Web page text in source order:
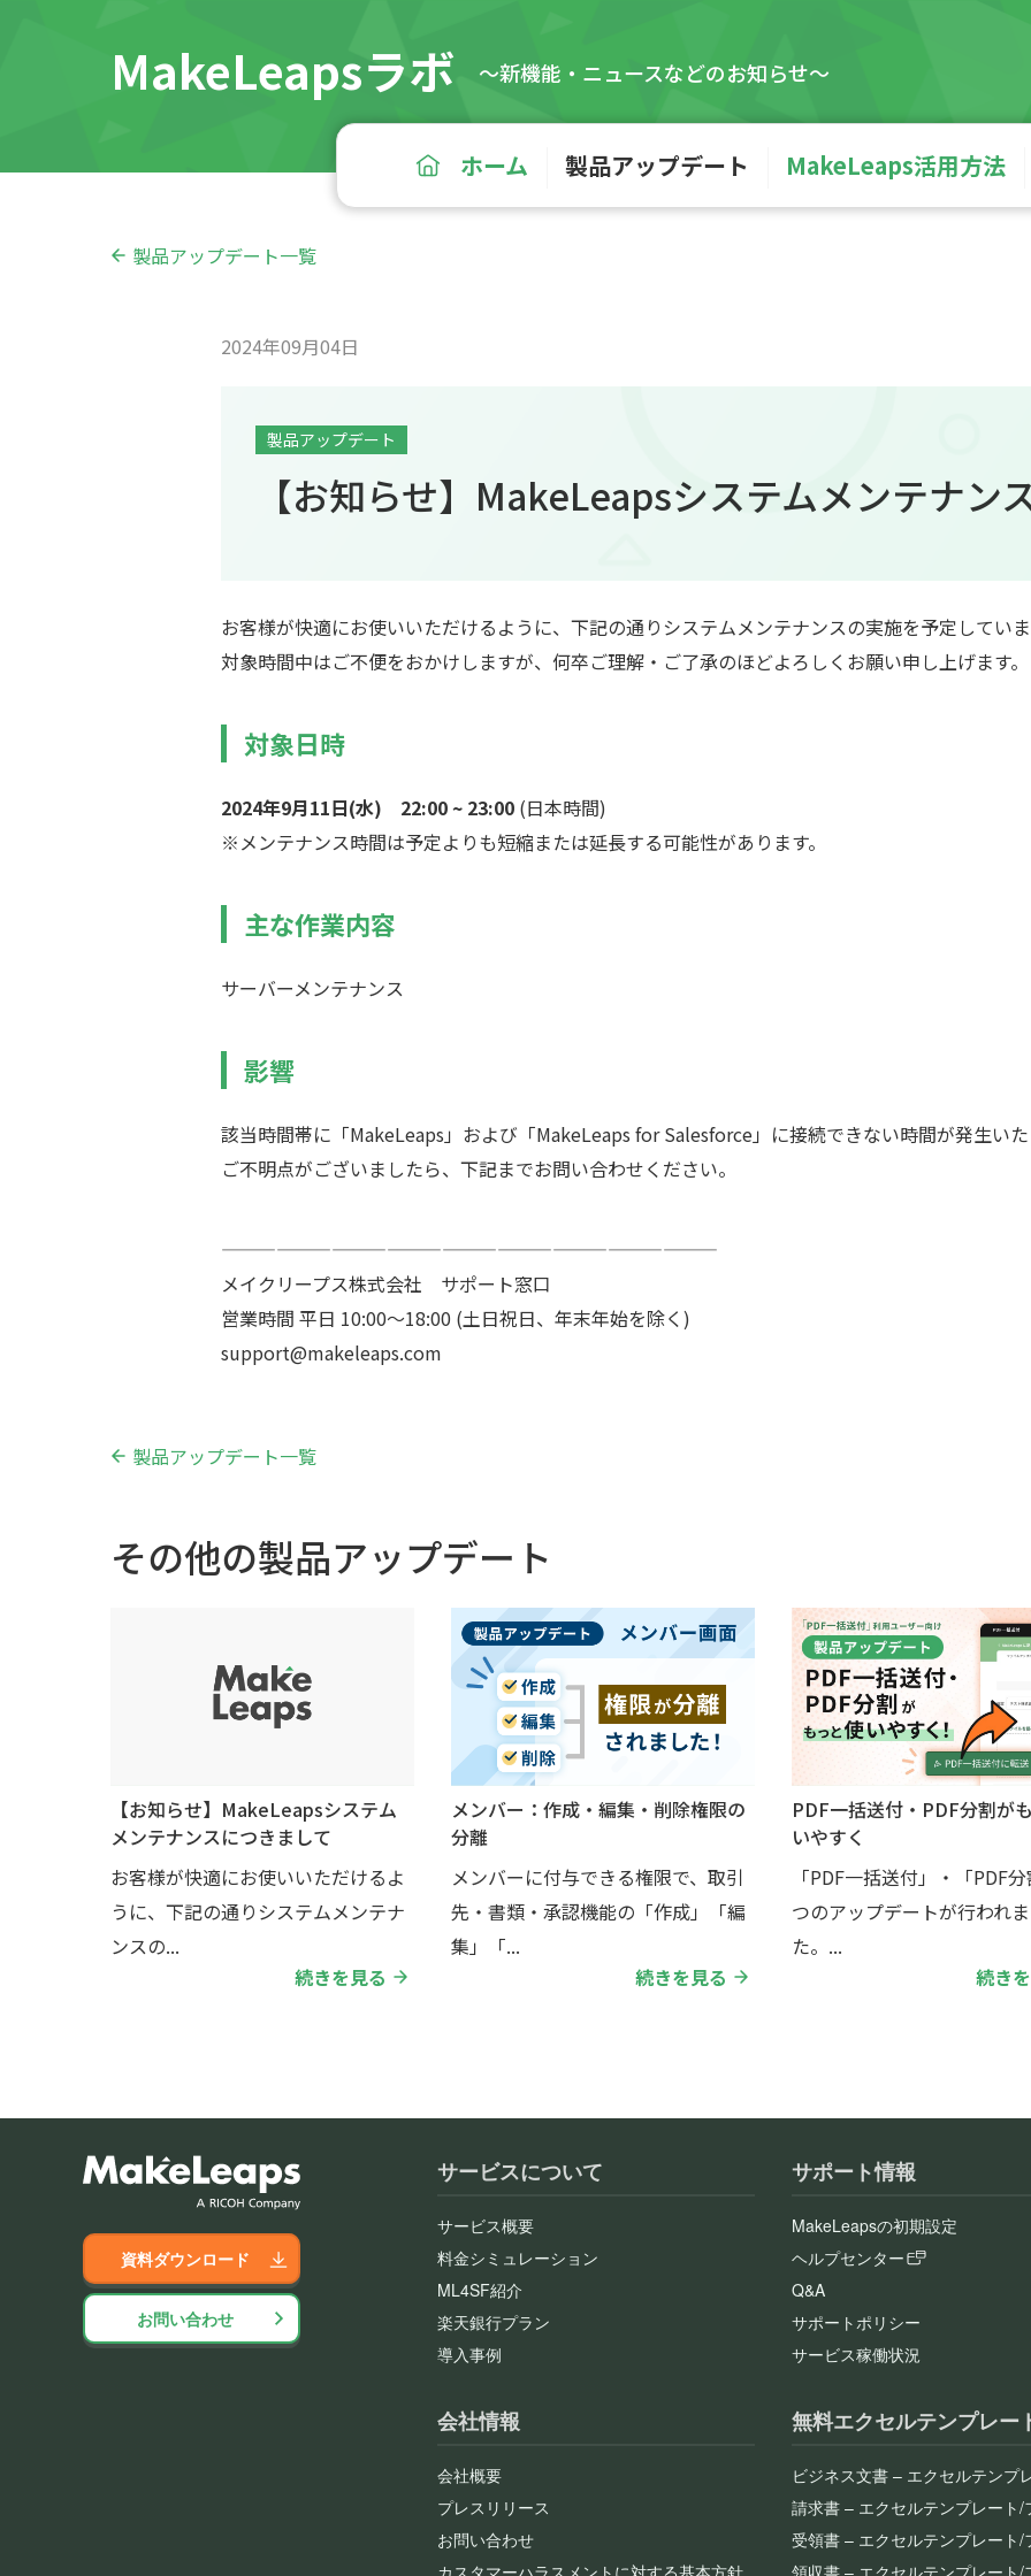
MakeLeapsラボ 〜新機能・ニュースなどのお知らせ〜
製品アップデート MakeLeaps活用方法
ホーム
製品アップデート一覧
2024年09月04日
製品アップデート
【お知らせ】MakeLeapsシステムメンテナン
お客様が快適にお使いいただけるように、下記の通りシステムメンテナンスの実施を予定してい
対象時間中はご不便をおかけしますが、何卒ご理解・ご了承のほどよろしくお願い申し上げます。
対象日時
2024年9月11日(水) 22:00 ~ 23:00 (日本時間)
※メンテナンス時間は予定よりも短縮または延長する可能性があります。
主な作業内容
サーバーメンテナンス
影響
該当時間帯に「MakeLeaps」および「MakeLeaps for Salesforce」に接続できない時間が発生い
ご不明点がございましたら、下記までお問い合わせください。
———————————————————————————
メイクリープス株式会社 サポート窓口
営業時間 平日 10:00〜18:00 (土日祝日、年末年始を除く)
support@makeleaps.com
製品アップデート一覧
その他の製品アップデート
【お知らせ】MakeLeapsシステム
メンテナンスにつきまして
お客様が快適にお使いいただけるよ
うに、下記の通りシステムメンテナ
ンスの...
続きを見る
メンバー：作成・編集・削除権限の
分離
メンバーに付与できる権限で、取引
先・書類・承認機能の「作成」「編
集」「...
続きを見る
PDF一括送付・PDF分割が
いやすく
「PDF一括送付」・「PDF
つのアップデートが行われ
た。...
続き
資料ダウンロード
お問い合わせ
サービスについて
サービス概要
料金シミュレーション
ML4SF紹介
楽天銀行プラン
導入事例
サポート情報
MakeLeapsの初期設定
ヘルプセンター
Q&A
サポートポリシー
サービス稼働状況
会社情報
会社概要
プレスリリース
お問い合わせ
カスタマーハラスメントに対する基本方針
無料エクセルテンプレー
ビジネス文書 – エクセルテンプ
請求書 – エクセルテンプレート/
受領書 – エクセルテンプレート/
領収書 – エクセルテンプレート/